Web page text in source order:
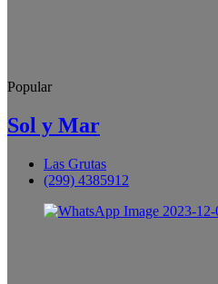
Popular
Sol y Mar
Las Grutas
(299) 4385912